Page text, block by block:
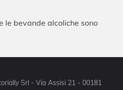
le bevande alcoliche sono
Srl - Via Assisi 21 - 00181